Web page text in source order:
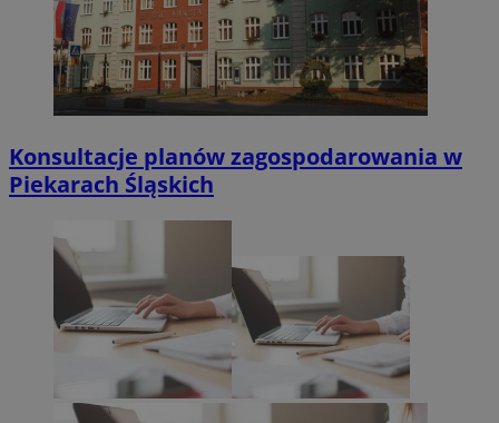
Konsultacje planów zagospodarowania w
Piekarach Śląskich